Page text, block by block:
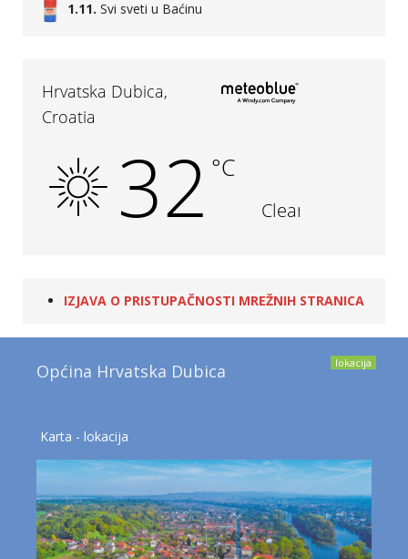
1.11. Svi sveti u Baćinu
IZJAVA O PRISTUPAČNOSTI MREŽNIH STRANICA
lokacija
Općina Hrvatska Dubica
Karta - lokacija